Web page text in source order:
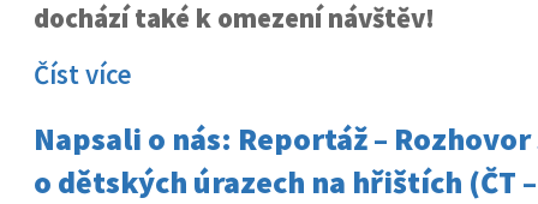
dochází také k omezení návštěv!
Číst více
Napsali o nás: Reportáž –
o dětských úrazech na hřištích (ČT